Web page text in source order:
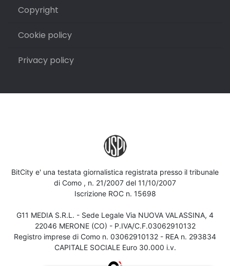
Copyright
Cookie policy
Privacy policy
BitCity e' una testata giornalistica registrata presso il tribunale
di Como , n. 21/2007 del 11/10/2007
Iscrizione ROC n. 15698
G11 MEDIA S.R.L. - Sede Legale Via NUOVA VALASSINA, 4
22046 MERONE (CO) - P.IVA/C.F.03062910132
Registro imprese di Como n. 03062910132 - REA n. 293834
CAPITALE SOCIALE Euro 30.000 i.v.